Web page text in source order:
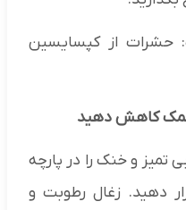
حشرات از کپسایسین
تمیز و خنک را در پارچه
دهید. زغال رطوبت و